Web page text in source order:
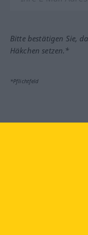
Bitte bestätigen Sie,
Häkchen setzen.*
*Pflichtfeld